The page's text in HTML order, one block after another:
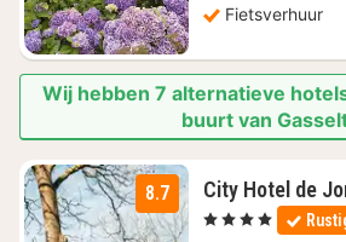
Fietsverhuur
Wij hebben 7 alternatieve
buurt van
8.7 City Hotel de
, 4 Sterren